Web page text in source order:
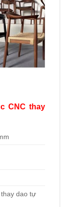
CNC thay
dao tự